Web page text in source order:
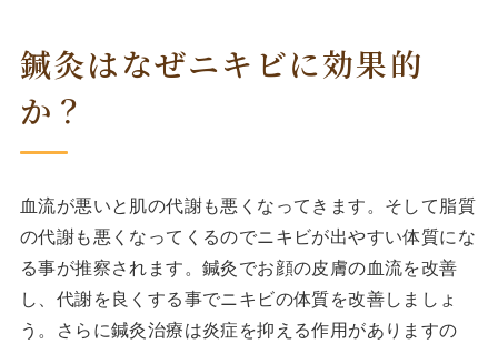
鍼灸はなぜニキビに効果的
か？
血流が悪いと肌の代謝も悪くなってきます。そして脂質
の代謝も悪くなってくるのでニキビが出やすい体質にな
る事が推察されます。鍼灸でお顔の皮膚の血流を改善
し、代謝を良くする事でニキビの体質を改善しましょ
う。さらに鍼灸治療は炎症を抑える作用がありますの